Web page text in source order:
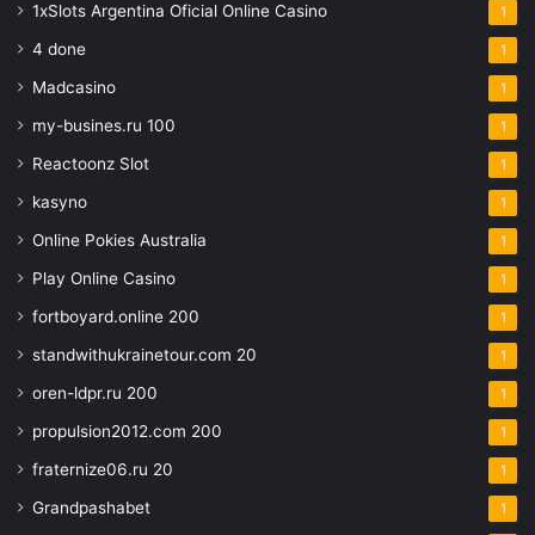
1xSlots Argentina Oficial Online Casino 1
4 done 1
Madcasino 1
my-busines.ru 100 1
Reactoonz Slot 1
kasyno 1
Online Pokies Australia 1
Play Online Casino 1
fortboyard.online 200 1
standwithukrainetour.com 20 1
oren-ldpr.ru 200 1
propulsion2012.com 200 1
fraternize06.ru 20 1
Grandpashabet 1